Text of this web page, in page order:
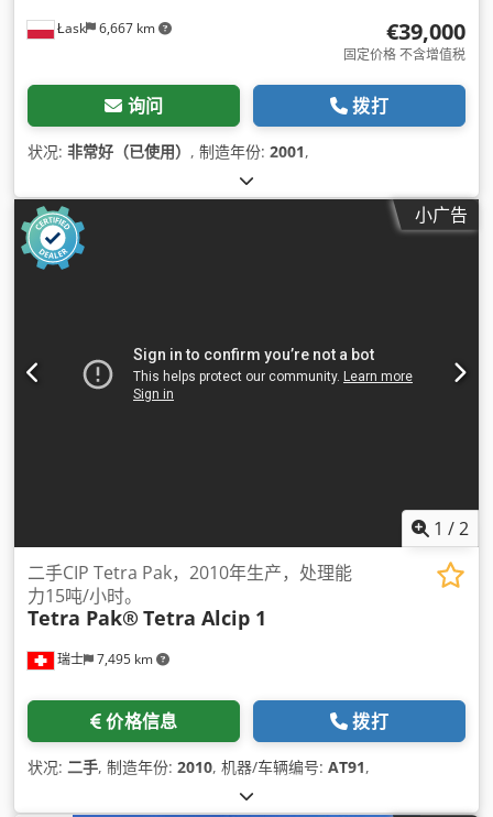
Łask 6,667 km €39,000
固定价格 不含增值税
询问 拨打
状况: 非常好（已使用） , 制造年份: 2001,
小广告
1 /2
瑞士 7,495 km
二手CIP Tetra Pak，2010年生产，处理能
力15吨/小时。
Tetra Pak® Tetra Alcip 1
价格信息 拨打
状况: 二手, 制造年份: 2010, 机器/车辆编号: AT91,